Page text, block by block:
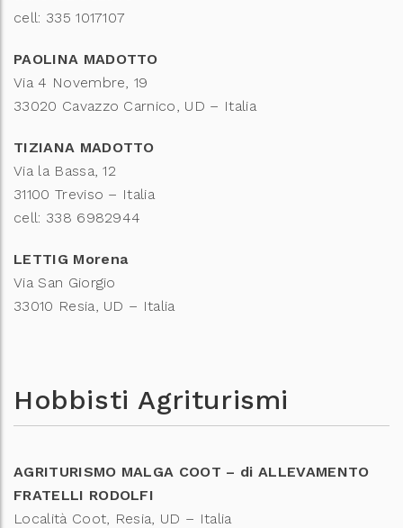
cell: 335 1017107
PAOLINA MADOTTO
Via 4 Novembre, 19
33020 Cavazzo Carnico, UD – Italia
TIZIANA MADOTTO
Via la Bassa, 12
31100 Treviso – Italia
cell: 338 6982944
LETTIG Morena
Via San Giorgio
33010 Resia, UD – Italia
Hobbisti Agriturismi
AGRITURISMO MALGA COOT – di ALLEVAMENTO
FRATELLI RODOLFI
Località Coot, Resia, UD – Italia